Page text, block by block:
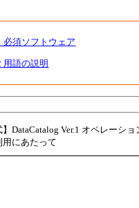
必須ソフトウェア
用語の説明
】DataCatalog Ver.1 オペレーシ
用にあたって